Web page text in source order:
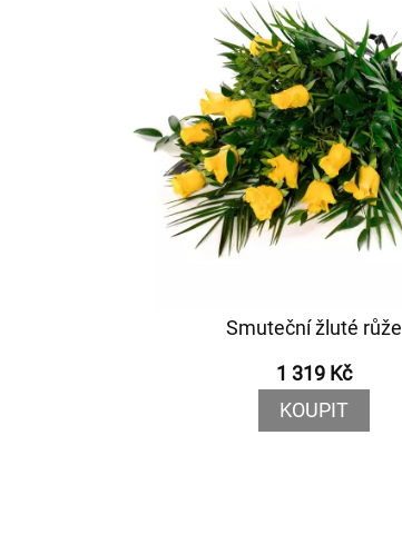
Smuteční žluté růže
1 319 Kč
KOUPIT